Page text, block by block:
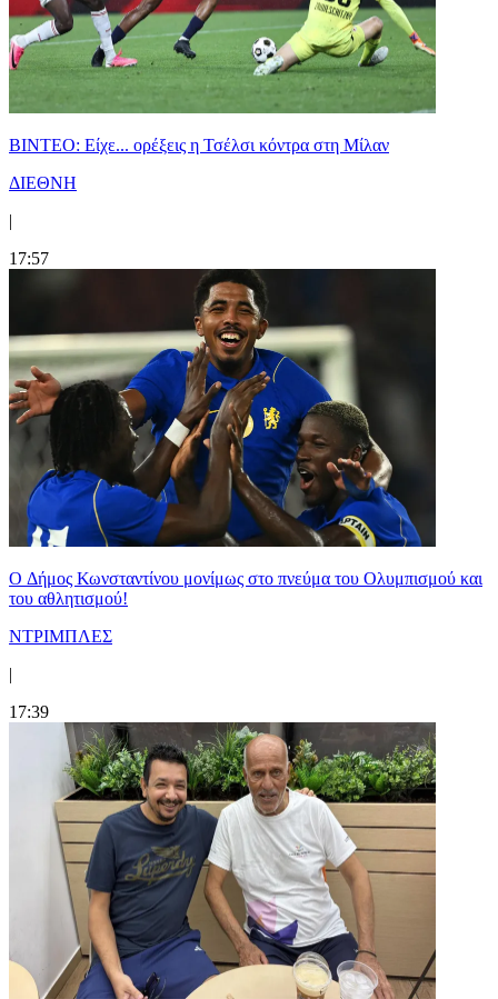
BINTEO: Είχε... ορέξεις η Τσέλσι κόντρα στη Μίλαν
ΔΙΕΘΝΗ
|
17:57
O Δήμος Κωνσταντίνου μονίμως στο πνεύμα του Ολυμπισμού και
του αθλητισμού!
ΝΤΡΙΜΠΛΕΣ
|
17:39